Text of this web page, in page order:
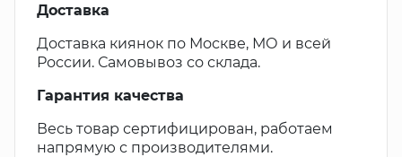
Доставка
Доставка киянок по Москве, МО и всей
России. Самовывоз со склада.
Гарантия качества
Весь товар сертифицирован, работаем
напрямую с производителями.